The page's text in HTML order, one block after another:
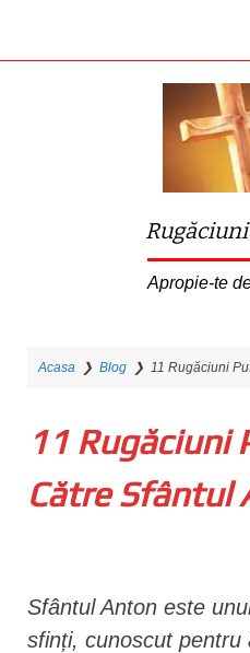
Apropie-te
Acasa ❯ Blog ❯ 11 Rugăciuni
11 Rugăciuni
Către Sfântul
Sfântul Anton este
sfinți, cunoscut pentru